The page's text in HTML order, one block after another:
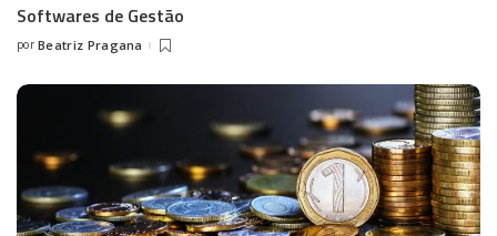
Softwares de Gestão
Posted
por Beatriz Pragana